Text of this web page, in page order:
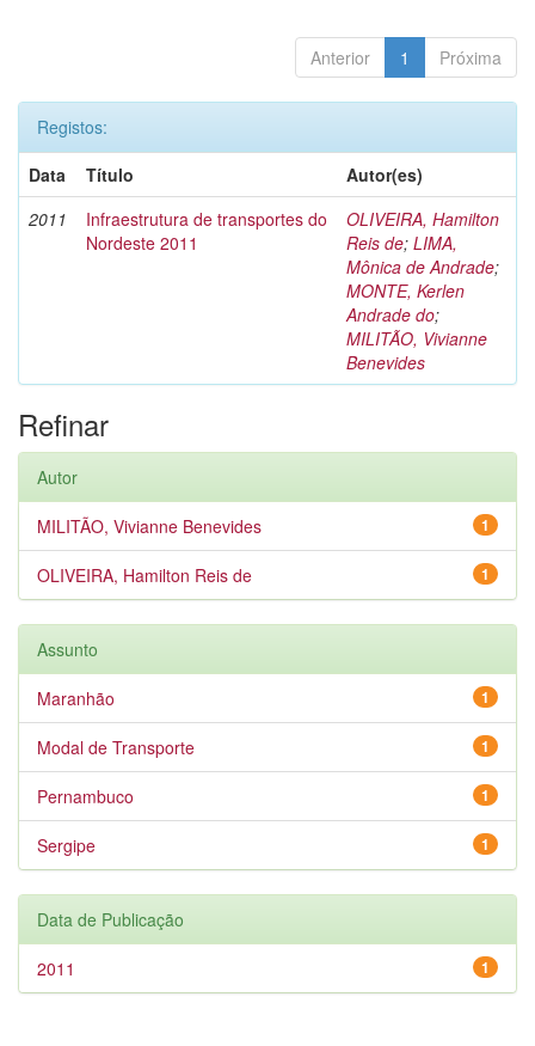
Anterior 1 Próxima
Registos:
Data
Título
Autor(es)
2011
Infraestrutura de transportes do
Nordeste 2011
OLIVEIRA, Hamilton
Reis de; LIMA,
Mônica de Andrade;
MONTE, Kerlen
Andrade do;
MILITÃO, Vivianne
Benevides
Refinar
Autor
1
MILITÃO, Vivianne Benevides
1
OLIVEIRA, Hamilton Reis de
Assunto
1
Maranhão
1
Modal de Transporte
1
Pernambuco
1
Sergipe
Data de Publicação
1
2011